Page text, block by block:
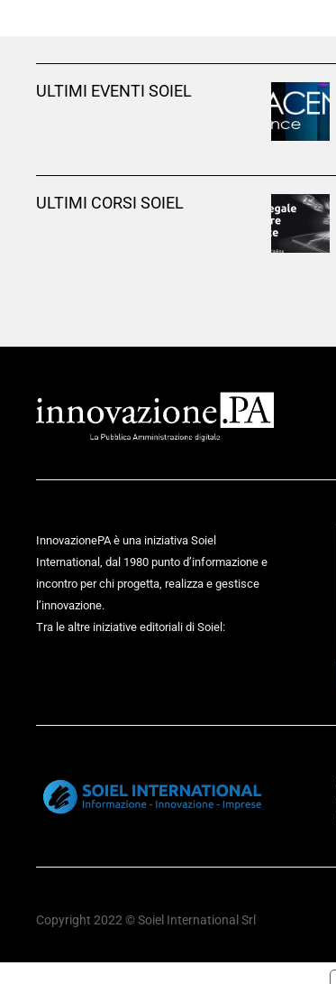
ULTIMI EVENTI SOIEL
ULTIMI CORSI SOIEL
InnovazionePA è una iniziativa Soiel
International, dal 1980 punto d’informazione e
incontro per chi progetta, realizza e gestisce
l’innovazione.
Tra le altre iniziative editoriali di Soiel:
Copyright 2022 © Soiel International Srl